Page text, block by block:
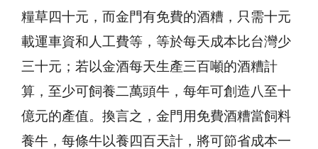
糧草四十元，而金門有免費的酒糟，只需十元
載運車資和人工費等，等於每天成本比台灣少
三十元；若以金酒每天生產三百噸的酒糟計
算，至少可飼養二萬頭牛，每年可創造八至十
億元的產值。換言之，金門用免費酒糟當飼料
養牛，每條牛以養四百天計，將可節省成本一